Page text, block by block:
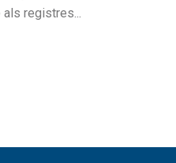
registres...